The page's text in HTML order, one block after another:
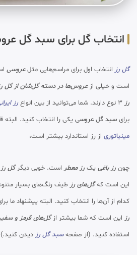
انتخاب گل برای سبد گل
گل رز انتخاب اول برای مراسم‌هایی مثلعروسی
است و خیلی ازعروس‌ها در دسته گل‌شان از گل
رز ۳ نوع دارند. شما می‌توانید از بین انواع رز
برای سبد گل عروسی یکی را انتخاب کنید. البته
مینیاتوری از رز استاندارد بیشتر است،
چون رز باغی یکرز معطراست. خوبی دیگرگل رز
این است که گل‌های رز طیف رنگ‌های بسیار
کدام از آن‌ها را انتخاب کنید. البته پیشنهاد ما
رز این است که شما بیشتر ازگل‌های قرمز و
استفاده کنید. (از صفحهسبد گل رزدیدن کنید.)